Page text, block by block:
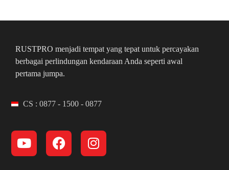
RUSTPRO menjadi tempat yang tepat untuk percayakan
berbagai perlindungan kendaraan Anda seperti awal
pertama jumpa.
CS : 0877 - 1500 - 0877